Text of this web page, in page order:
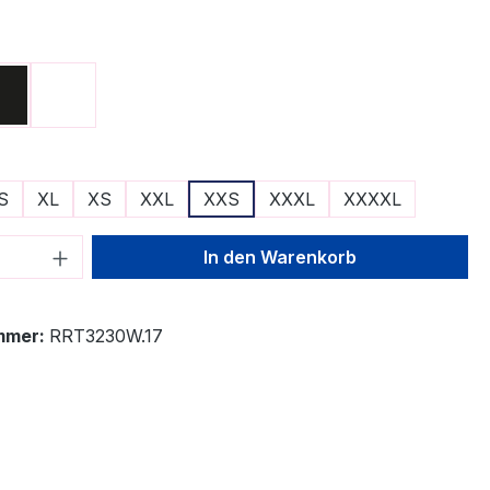
XL XS XXL XXS XXXL XXXXL
Anzahl: Gib den gewünschten Wert
In den Warenkorb
RRT3230W.17